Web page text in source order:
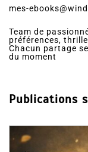
mes-
Team de
préférences,
Chacun partage
du moment
Publications